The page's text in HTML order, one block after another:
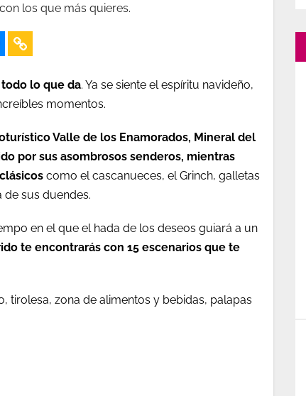
los que más quieres.
lo que da. Ya se siente el espíritu navideño,
momentos.
Valle de los Enamorados, Mineral del
por sus asombrosos senderos, mientras
como el cascanueces, el Grinch, galletas
sus duendes.
en el que el hada de los deseos guiará a un
te encontrarás con 15 escenarios que te
tirolesa, zona de alimentos y bebidas, palapas